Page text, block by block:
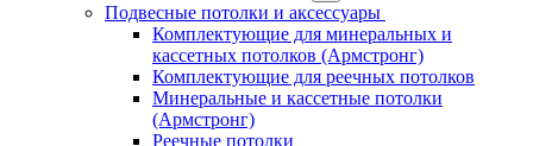
Подвесные потолки и аксессуары
Комплектующие для минеральных и
кассетных потолков (Армстронг)
Комплектующие для реечных потолков
Минеральные и кассетные потолки
(Армстронг)
Реечные потолки